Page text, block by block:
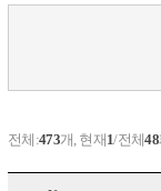
전체:473개, 현재1/전체48